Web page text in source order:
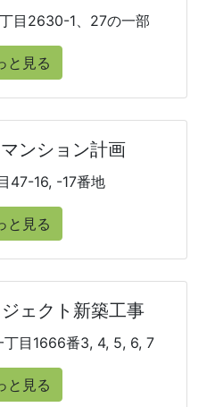
目2630-1、27の一部
と見る
ンション計画
47-16, -17番地
と見る
ェクト新築工事
丁目1666番3, 4, 5, 6, 7
と見る